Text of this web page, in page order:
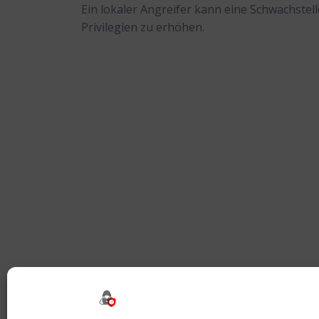
Ein lokaler Angreifer kann eine
Privilegien zu erhöhen.